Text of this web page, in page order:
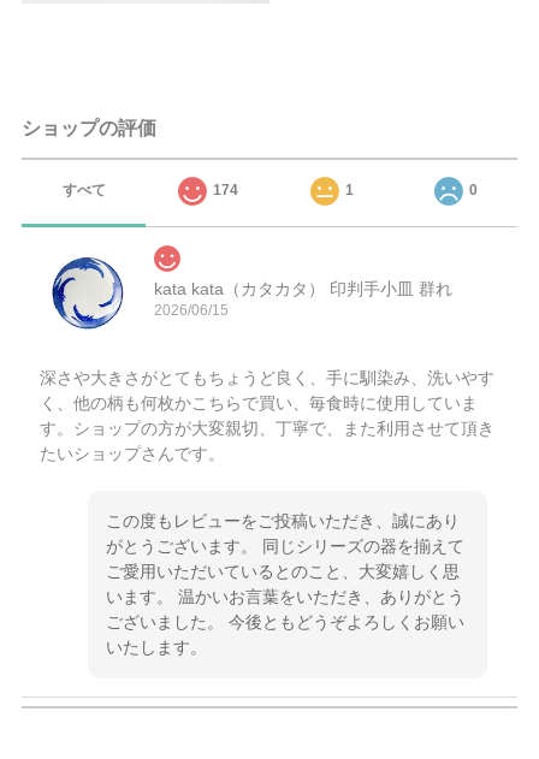
ショップの評価
すべて 174 1 0
kata kata（カタカタ） 印判手小皿 群れ
2026/06/15
深さや大きさがとてもちょうど良く、手に馴染み、洗いやす
く、他の柄も何枚かこちらで買い、毎食時に使用していま
す。ショップの方が大変親切、丁寧で、また利用させて頂き
たいショップさんです。
この度もレビューをご投稿いただき、誠にあり
がとうございます。 同じシリーズの器を揃えて
ご愛用いただいているとのこと、大変嬉しく思
います。 温かいお言葉をいただき、ありがとう
ございました。 今後ともどうぞよろしくお願い
いたします。